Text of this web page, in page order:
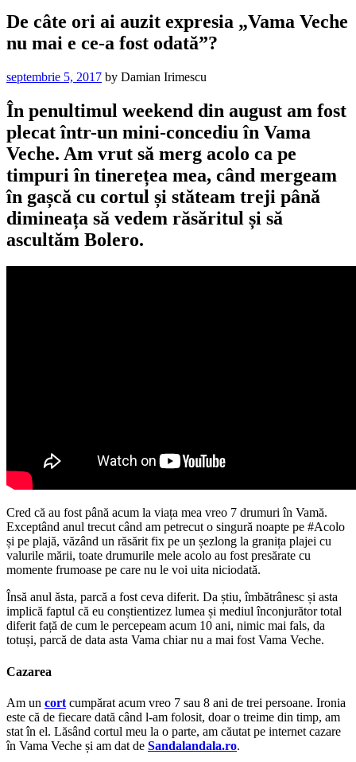
De câte ori ai auzit expresia „Vama Veche
nu mai e ce-a fost odată”?
septembrie 5, 2017 by Damian Irimescu
În penultimul weekend din august am fost
plecat într-un mini-concediu în Vama
Veche. Am vrut să merg acolo ca pe
timpuri în tinerețea mea, când mergeam
în gașcă cu cortul și stăteam treji până
dimineața să vedem răsăritul și să
ascultăm Bolero.
Cred că au fost până acum la viața mea vreo 7 drumuri în Vamă.
Exceptând anul trecut când am petrecut o singură noapte pe #Acolo
și pe plajă, văzând un răsărit fix pe un șezlong la granița plajei cu
valurile mării, toate drumurile mele acolo au fost presărate cu
momente frumoase pe care nu le voi uita niciodată.
Însă anul ăsta, parcă a fost ceva diferit. Da știu, îmbătrânesc și asta
implică faptul că eu conștientizez lumea și mediul înconjurător total
diferit față de cum le percepeam acum 10 ani, nimic mai fals, da
totuși, parcă de data asta Vama chiar nu a mai fost Vama Veche.
Cazarea
Am un cort cumpărat acum vreo 7 sau 8 ani de trei persoane. Ironia
este că de fiecare dată când l-am folosit, doar o treime din timp, am
stat în el. Lăsând cortul meu la o parte, am căutat pe internet cazare
în Vama Veche și am dat de Sandalandala.ro.